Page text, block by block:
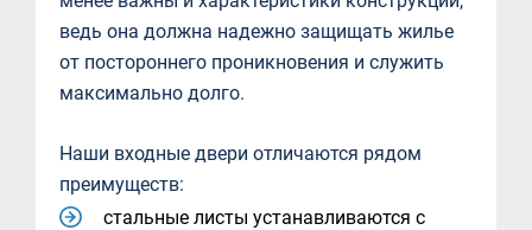
ведь она должна надежно защищать жилье
от постороннего проникновения и служить
максимально долго.
Наши входные двери отличаются рядом
преимуществ:
стальные листы устанавливаются с